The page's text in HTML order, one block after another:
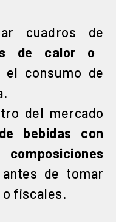
cuadros de
de calor o
consumo de
del mercado
bebidas con
de tomar
fiscales.